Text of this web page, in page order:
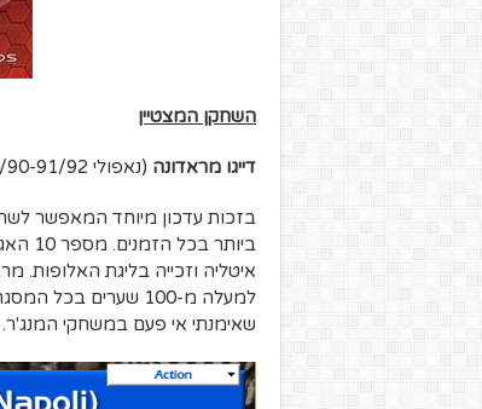
השחקן המצטיין
דייגו מראדונה (נאפולי 89/90-91/92)
איטליה וזכייה בליגת
למעלה מ-100 שערים
שאימנתי אי פעם במשחקי המנג'ר.